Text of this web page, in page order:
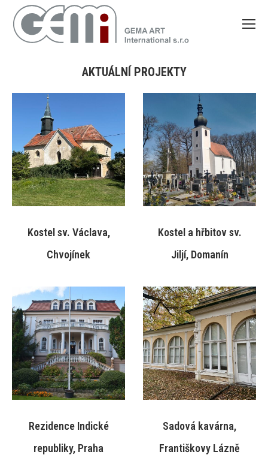
AKTUÁLNÍ PROJEKTY
Kostel sv. Václava,
Chvojínek
Kostel a hřbitov sv.
Jiljí, Domanín
Rezidence Indické
republiky, Praha
Sadová kavárna,
Františkovy Lázně